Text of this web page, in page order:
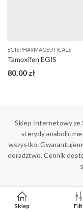
EGIS PHARMACEUTICALS
Tamoxifen EGIS
80,00 zł
Sklep Internetowy ze
sterydy
wszystko.
doradztwo. Cennik
Sklep